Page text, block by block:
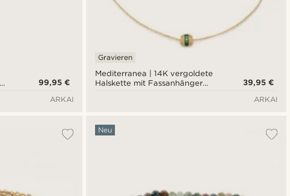
99,95 €
ARKAI
Mediterranea | 14K vergoldete
Halskette mit Fassanhänger
Gravieren
39,95 €
ARKAI
Neu